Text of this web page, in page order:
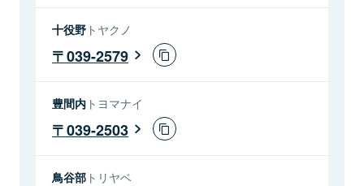
十役野 トヤクノ
039-2579
豊間内 トヨマナイ
039-2503
鳥谷部 トリヤベ